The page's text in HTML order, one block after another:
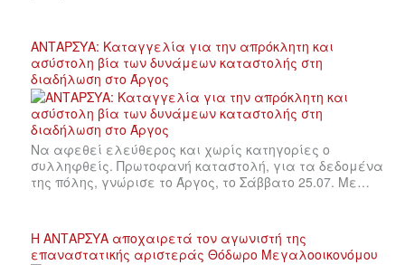
ΑΝΤΑΡΣΥΑ: Καταγγελία για την απρόκλητη και
ασύστολη βία των δυνάμεων καταστολής στη
διαδήλωση στο Άργος
Να αφεθεί ελεύθερος και χωρίς κατηγορίες ο
συλληφθείς. Πρωτοφανή καταστολή, για τα δεδομένα
της πόλης, γνώρισε το Άργος, το Σάββατο 25.07. Με…
Η ΑΝΤΑΡΣΥΑ αποχαιρετά τον αγωνιστή της
επαναστατικής αριστεράς Θόδωρο Μεγαλοοικονόμου